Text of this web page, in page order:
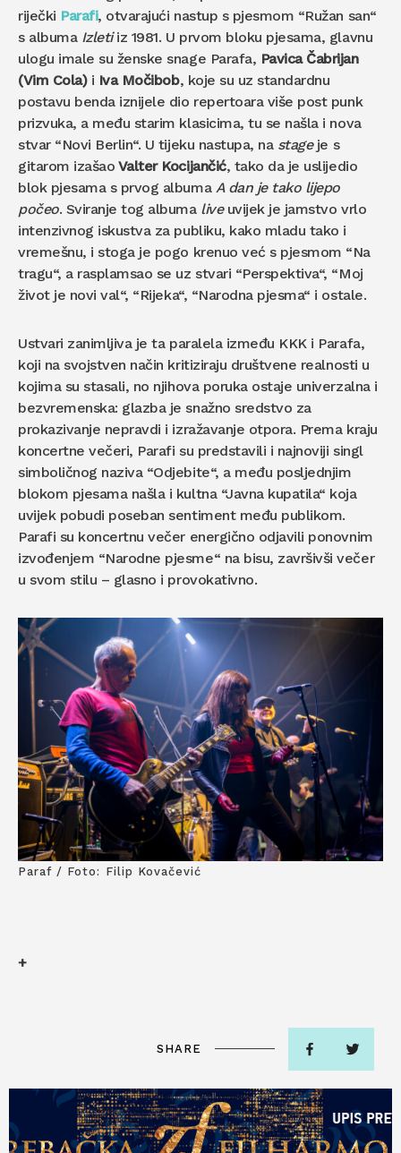
riječki Parafi, otvarajući nastup s pjesmom “Ružan san“
s albuma Izletiiz 1981. U prvom bloku pjesama, glavnu
ulogu imale su ženske snage Parafa, Pavica Čabrijan
(Vim Cola) i Iva Močibob, koje su uz standardnu
postavu benda iznijele dio repertoara više post punk
prizvuka, a među starim klasicima, tu se našla i nova
stvar “Novi Berlin“. U tijeku nastupa, na stage je s
gitarom izašao Valter Kocijančić, tako da je uslijedio
blok pjesama s prvog albuma A dan je tako lijepo
počeo. Sviranje tog albuma live uvijek je jamstvo vrlo
intenzivnog iskustva za publiku, kako mladu tako i
vremešnu, i stoga je pogo krenuo već s pjesmom “Na
tragu“, a rasplamsao se uz stvari “Perspektiva“, “Moj
život je novi val“, “Rijeka“, “Narodna pjesma“ i ostale.
Ustvari zanimljiva je ta paralela između KKK i Parafa,
koji na svojstven način kritiziraju društvene realnosti u
kojima su stasali, no njihova poruka ostaje univerzalna i
bezvremenska: glazba je snažno sredstvo za
prokazivanje nepravdi i izražavanje otpora. Prema kraju
koncertne večeri, Parafi su predstavili i najnoviji singl
simboličnog naziva “Odjebite“, a među posljednjim
blokom pjesama našla i kultna “Javna kupatila“ koja
uvijek pobudi poseban sentiment među publikom.
Parafi su koncertnu večer energično odjavili ponovnim
izvođenjem “Narodne pjesme“ na bisu, završivši večer
u svom stilu – glasno i provokativno.
Paraf / Foto: Filip Kovačević
+
SHARE